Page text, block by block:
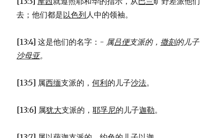
去；他们都是以色列人中的领袖。
[13:4] 这是他们的名字： - 属吕便支派的， 撒刻的儿子
沙母亚。
[13:5] 属西缅支派的，何利的儿子沙法。
[13:6] 属犹大支派的，耶孚尼的儿子迦勒。